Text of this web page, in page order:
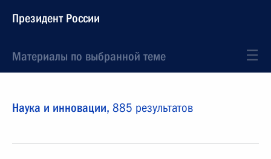
Президент России
Материалы по выбранной теме
Наука и инновации, 885 результатов